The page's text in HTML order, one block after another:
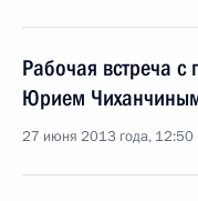
Рабочая встреча
Юрием
27 июня 2013 года, 12:50